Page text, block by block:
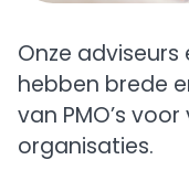
Onze
hebben brede
van PMO’s
organisaties.